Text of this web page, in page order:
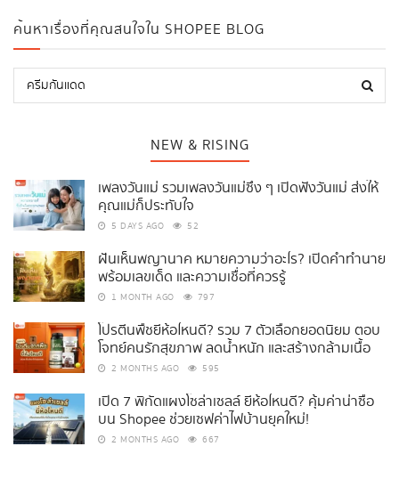
ค้นหาเรื่องที่คุณสนใจใน SHOPEE BLOG
NEW & RISING
เพลงวันแม่ รวมเพลงวันแม่ซึ้ง ๆ เปิดฟังวันแม่ ส่งให้
คุณแม่ก็ประทับใจ
5 DAYS AGO 52
ฝันเห็นพญานาค หมายความว่าอะไร? เปิดคำทำนาย
พร้อมเลขเด็ด และความเชื่อที่ควรรู้
1 MONTH AGO 797
โปรตีนพืชยี่ห้อไหนดี? รวม 7 ตัวเลือกยอดนิยม ตอบ
โจทย์คนรักสุขภาพ ลดน้ำหนัก และสร้างกล้ามเนื้อ
2 MONTHS AGO 595
เปิด 7 พิกัดแผงโซล่าเซลล์ ยี่ห้อไหนดี? คุ้มค่าน่าซื้อ
บน Shopee ช่วยเซฟค่าไฟบ้านยุคใหม่!
2 MONTHS AGO 667